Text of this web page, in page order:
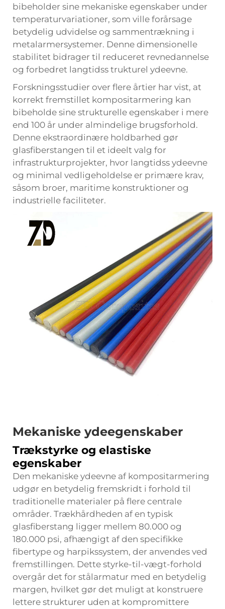
bibeholder sine mekaniske egenskaber under
temperaturvariationer, som ville forårsage
betydelig udvidelse og sammentrækning i
metalarmersystemer. Denne dimensionelle
stabilitet bidrager til reduceret revnedannelse
og forbedret langtidss trukturel ydeevne.
Forskningsstudier over flere årtier har vist, at
korrekt fremstillet kompositarmering kan
bibeholde sine strukturelle egenskaber i mere
end 100 år under almindelige brugsforhold.
Denne ekstraordinære holdbarhed gør
glasfiberstangen til et ideelt valg for
infrastrukturprojekter, hvor langtidss ydeevne
og minimal vedligeholdelse er primære krav,
såsom broer, maritime konstruktioner og
industrielle faciliteter.
Mekaniske ydeegenskaber
Trækstyrke og elastiske
egenskaber
Den mekaniske ydeevne af kompositarmering
udgør en betydelig fremskridt i forhold til
traditionelle materialer på flere centrale
områder. Trækhårdheden af en typisk
glasfiberstang ligger mellem 80.000 og
180.000 psi, afhængigt af den specifikke
fibertype og harpikssystem, der anvendes ved
fremstillingen. Dette styrke-til-vægt-forhold
overgår det for stålarmatur med en betydelig
margen, hvilket gør det muligt at konstruere
lettere strukturer uden at kompromittere